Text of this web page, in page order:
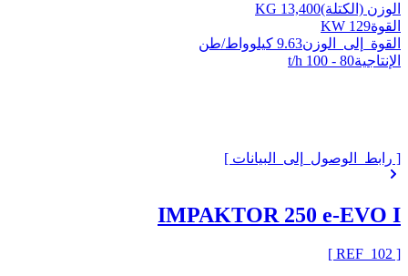
الوزن (الكتلة)13,400 KG
القوة129 KW
القوة_إلى_الوزن9.63 كيلوواط/طن
الإنتاجية80 - 100 t/h
[ رابط_الوصول_إلى_البيانات ]
IMPAKTOR 250 e-EVO I
[ REF_
102
]